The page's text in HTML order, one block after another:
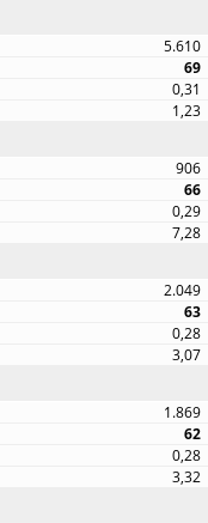
5.610
69
0,31
1,23
906
66
0,29
7,28
2.049
63
0,28
3,07
1.869
62
0,28
3,32